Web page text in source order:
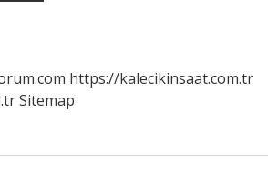
https://kalecikinsaat.com.tr
Sitemap